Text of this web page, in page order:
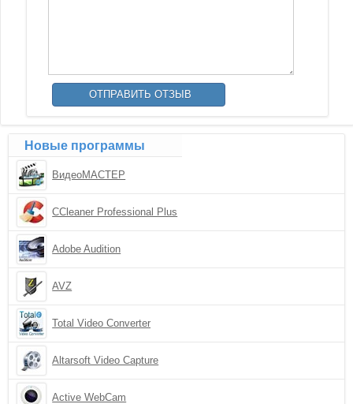
Новые программы
ВидеоМАСТЕР
CCleaner Professional Plus
Adobe Audition
AVZ
Total Video Converter
Altarsoft Video Capture
Active WebCam